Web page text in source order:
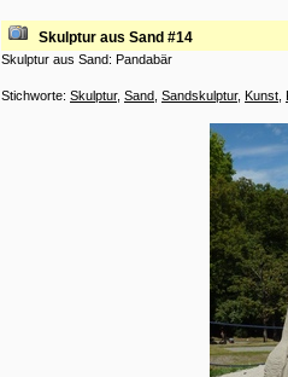
Skulptur aus Sand #14
Skulptur aus Sand: Pandabär
Stichworte: Skulptur, Sand Sandskulptur, Kunst